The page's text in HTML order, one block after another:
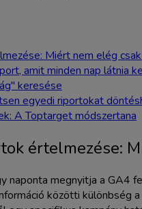
Miért nem elég
amit minden nap látnia
keresése
egyedi riportokat
A Toptarget módszertana
értelmezése:
naponta megnyitja a
közötti különbség